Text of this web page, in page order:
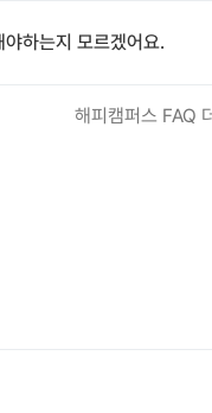
하는지 모르겠어요.
해피캠퍼스 FAQ